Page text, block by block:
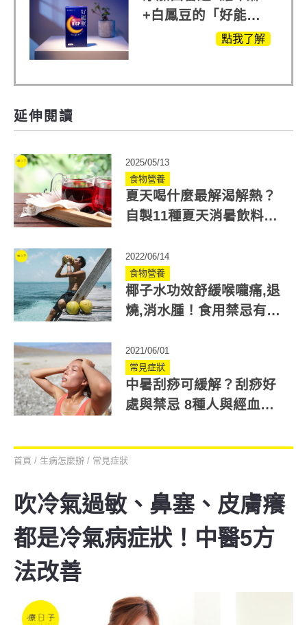
+白鳳豆的「好能
眠」，獨家專利配
點我了解
延伸閱讀
2025/05/13
食物營養
夏天喝什麼最解渴解熱？
自製11種夏天消暑飲料解
2022/06/14
食物營養
椰子水功效舒緩喉嚨痛,退
燒,消水腫！食用禁忌有哪
2021/06/01
常見症狀
中暑刮痧可緩解？刮痧好
處與禁忌 8種人與經血量
首頁 / 生病怎麼辦 / 常見症狀
吹冷氣過敏、鼻塞、皮膚癢
都是冷氣病症狀！中醫5方
法改善